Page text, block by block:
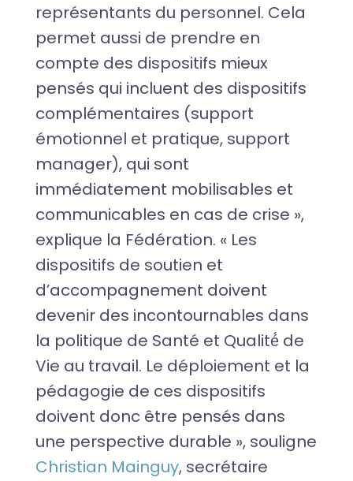
représentants du personnel. Cela
permet aussi de prendre en
compte des dispositifs mieux
pensés qui incluent des dispositifs
complémentaires (support
émotionnel et pratique, support
manager), qui sont
immédiatement mobilisables et
communicables en cas de crise »,
explique la Fédération. « Les
dispositifs de soutien et
d’accompagnement doivent
devenir des incontournables dans
la politique de Santé et Qualité́ de
Vie au travail. Le déploiement et la
pédagogie de ces dispositifs
doivent donc être pensés dans
une perspective durable », souligne
Christian Mainguy, secrétaire